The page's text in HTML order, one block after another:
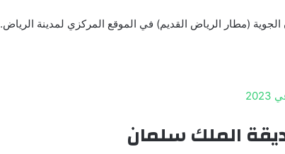
(مطار الرياض القديم) في الموقع المركزي لمدينة الرياض.
الملك سلمان